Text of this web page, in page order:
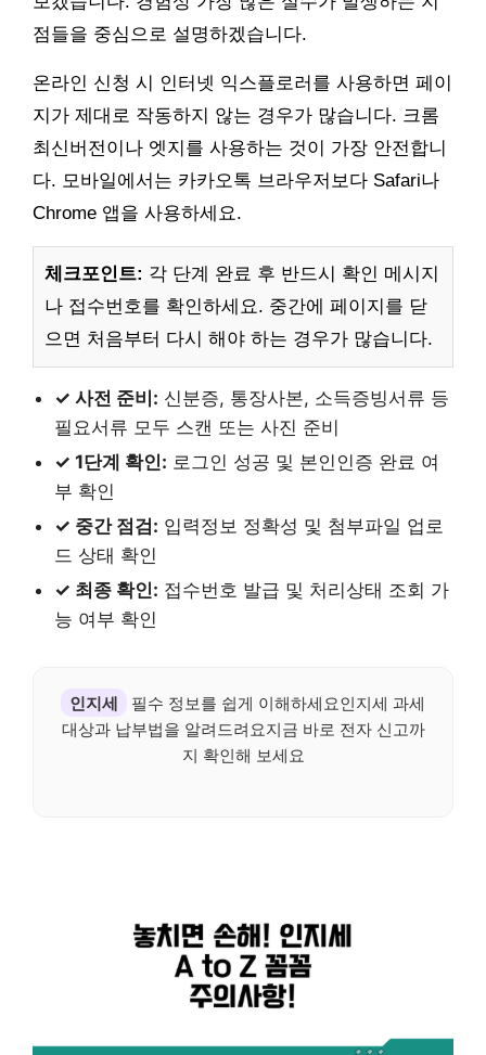
점들을 중심으로 설명하겠습니다.
온라인 신청 시 인터넷 익스플로러를 사용하면 페이
지가 제대로 작동하지 않는 경우가 많습니다. 크롬
최신버전이나 엣지를 사용하는 것이 가장 안전합니
다. 모바일에서는 카카오톡 브라우저보다 Safari나
Chrome 앱을 사용하세요.
체크포인트: 각 단계 완료 후 반드시 확인 메시지
나 접수번호를 확인하세요. 중간에 페이지를 닫
으면 처음부터 다시 해야 하는 경우가 많습니다.
✓ 사전 준비: 신분증, 통장사본, 소득증빙서류 등
필요서류 모두 스캔 또는 사진 준비
✓ 1단계 확인: 로그인 성공 및 본인인증 완료 여
부 확인
✓ 중간 점검: 입력정보 정확성 및 첨부파일 업로
드 상태 확인
✓ 최종 확인: 접수번호 발급 및 처리상태 조회 가
능 여부 확인
인지세
필수 정보를 쉽게 이해하세요인지세 과세
대상과 납부법을 알려드려요지금 바로 전자 신고까
지 확인해 보세요